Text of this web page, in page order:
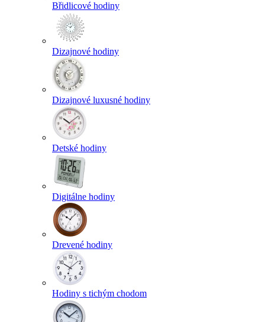
Břidlicové hodiny
Dizajnové hodiny
Dizajnové luxusné hodiny
Detské hodiny
Digitálne hodiny
Drevené hodiny
Hodiny s tichým chodom